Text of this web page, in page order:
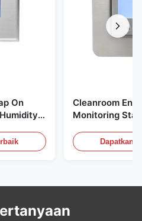
On
Cleanroom
Monitoring
20mA/RS485
Deteksi Asap
Dapatkan